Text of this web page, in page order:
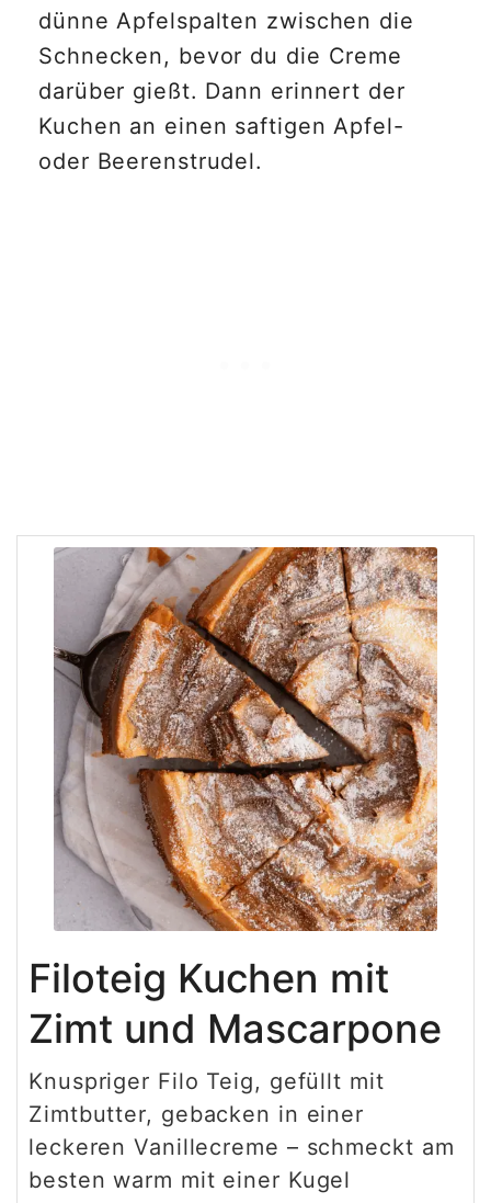
dünne Apfelspalten zwischen die
Schnecken, bevor du die Creme
darüber gießt. Dann erinnert der
Kuchen an einen saftigen Apfel-
oder Beerenstrudel.
Filoteig Kuchen mit
Zimt und Mascarpone
Knuspriger Filo Teig, gefüllt mit
Zimtbutter, gebacken in einer
leckeren Vanillecreme – schmeckt am
besten warm mit einer Kugel